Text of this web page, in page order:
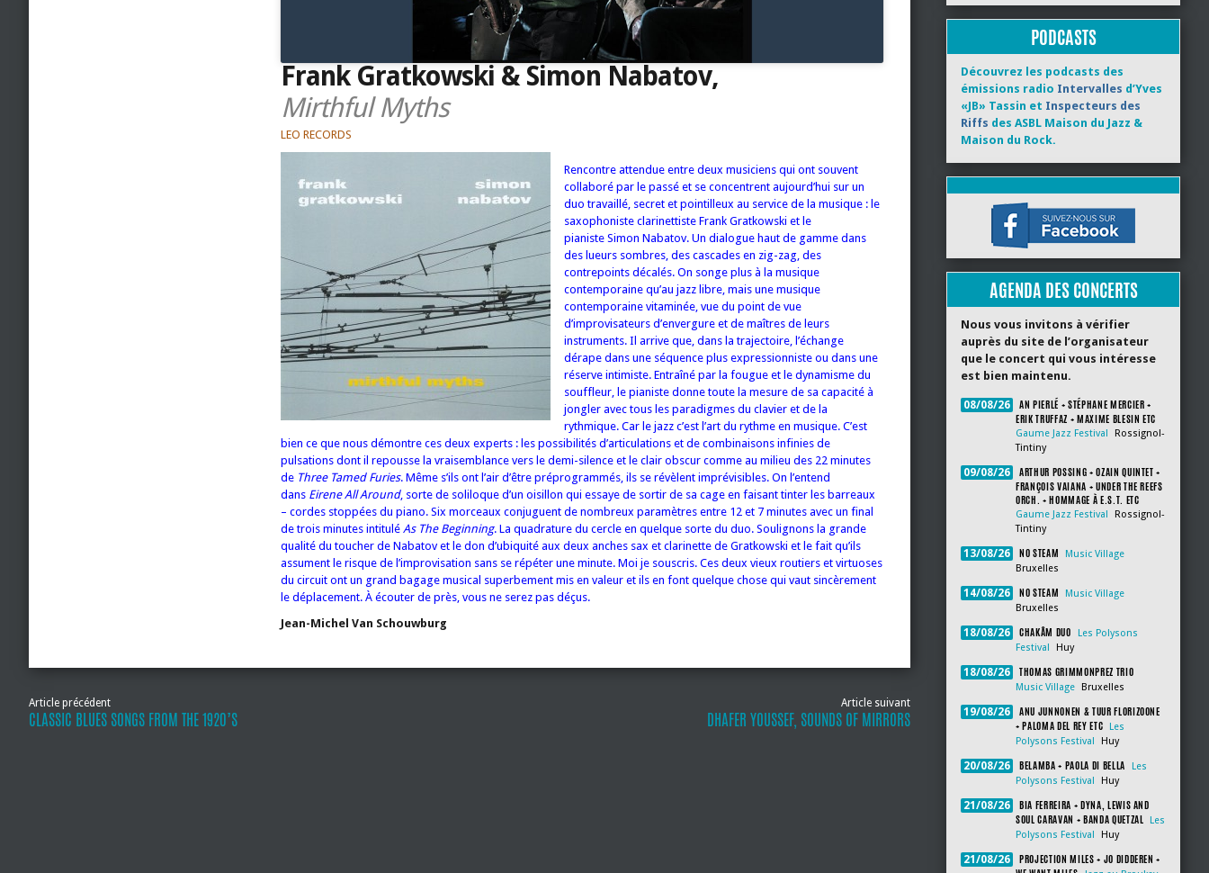
Frank Gratkowski & Simon Nabatov,
Mirthful Myths
LEO RECORDS
Rencontre attendue entre deux musiciens qui ont souvent
collaboré par le passé et se concentrent aujourd’hui sur un
duo travaillé, secret et pointilleux au service de la musique : le
saxophoniste clarinettiste Frank Gratkowski et le
pianiste Simon Nabatov. Un dialogue haut de gamme dans
des lueurs sombres, des cascades en zig-zag, des
contrepoints décalés. On songe plus à la musique
contemporaine qu’au jazz libre, mais une musique
contemporaine vitaminée, vue du point de vue
d’improvisateurs d’envergure et de maîtres de leurs
instruments. Il arrive que, dans la trajectoire, l’échange
dérape dans une séquence plus expressionniste ou dans une
réserve intimiste. Entraîné par la fougue et le dynamisme du
souffleur, le pianiste donne toute la mesure de sa capacité à
jongler avec tous les paradigmes du clavier et de la
rythmique. Car le jazz c’est l’art du rythme en musique. C’est
bien ce que nous démontre ces deux experts : les possibilités d’articulations et de combinaisons infinies de
pulsations dont il repousse la vraisemblance vers le demi-silence et le clair obscur comme au milieu des 22 minutes
de Three Tamed Furies. Même s’ils ont l’air d’être préprogrammés, ils se révèlent imprévisibles. On l’entend
dans Eirene All Around, sorte de soliloque d’un oisillon qui essaye de sortir de sa cage en faisant tinter les barreaux
– cordes stoppées du piano. Six morceaux conjuguent de nombreux paramètres entre 12 et 7 minutes avec un final
de trois minutes intitulé As The Beginning. La quadrature du cercle en quelque sorte du duo. Soulignons la grande
qualité du toucher de Nabatov et le don d’ubiquité aux deux anches sax et clarinette de Gratkowski et le fait qu’ils
assument le risque de l’improvisation sans se répéter une minute. Moi je souscris. Ces deux vieux routiers et virtuoses
du circuit ont un grand bagage musical superbement mis en valeur et ils en font quelque chose qui vaut sincèrement
le déplacement. À écouter de près, vous ne serez pas déçus.
Jean-Michel Van Schouwburg
Article précédent
CLASSIC BLUES SONGS FROM THE 1920’S
Article suivant
DHAFER YOUSSEF, SOUNDS OF MIRRORS
PODCASTS
Découvrez les podcasts des
émissions radio Intervalles d’Yves
«JB» Tassin et Inspecteurs des
Riffs des ASBL Maison du Jazz &
Maison du Rock.
AGENDA DES CONCERTS
Nous vous invitons à vérifier
auprès du site de l’organisateur
que le concert qui vous intéresse
est bien maintenu.
08/08/26
AN PIERLÉ + STÉPHANE MERCIER +
ERIK TRUFFAZ + MAXIME BLESIN ETC
Gaume Jazz Festival
Rossignol-
Tintiny
09/08/26
ARTHUR POSSING + OZAIN QUINTET +
FRANÇOIS VAIANA + UNDER THE REEFS
ORCH. + HOMMAGE À E.S.T. ETC
Gaume Jazz Festival
Rossignol-
Tintiny
13/08/26 NO STEAM
Music Village
Bruxelles
14/08/26 NO STEAM
Music Village
Bruxelles
18/08/26 CHAKÂM DUO
Les Polysons
Festival
Huy
18/08/26 THOMAS GRIMMONPREZ TRIO
Music Village Bruxelles
19/08/26
ANU JUNNONEN & TUUR FLORIZOONE
+ PALOMA DEL REY ETC
Les
Polysons Festival
Huy
20/08/26 BELAMBA + PAOLA DI BELLA
Les
Polysons Festival
Huy
21/08/26
BIA FERREIRA + DYNA, LEWIS AND
SOUL CARAVAN + BANDA QUETZAL
Les
Polysons Festival
Huy
21/08/26
PROJECTION MILES + JO DIDDEREN +